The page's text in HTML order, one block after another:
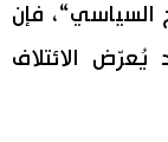
السياسي“، فإن
الائتلاف